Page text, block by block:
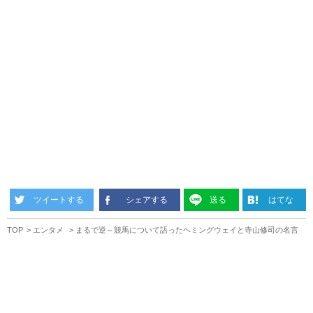
ツイートする シェアする 送る はてな
TOP エンタメ まるで逆～競馬について語ったヘミングウェイと寺山修司の名言